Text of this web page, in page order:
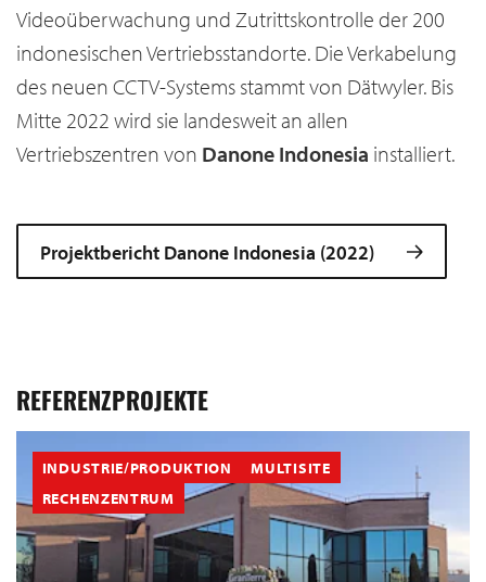
Videoüberwachung und Zutrittskontrolle der 200
indonesischen Vertriebsstandorte. Die Verkabelung
des neuen CCTV-Systems stammt von Dätwyler. Bis
Mitte 2022 wird sie landesweit an allen
Vertriebszentren von Danone Indonesia installiert.
Projektbericht Danone Indonesia (2022)
REFERENZPROJEKTE
INDUSTRIE/PRODUKTION
MULTISITE
RECHENZENTRUM